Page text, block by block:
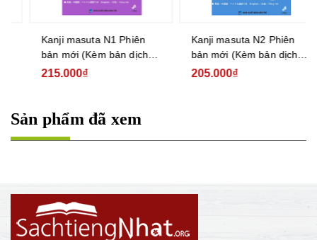
Kanji masuta N1 Phiên
bản mới (Kèm bản dịch
tiếng Việt)
215.000₫
Kanji masuta N2 Phiên
bản mới (Kèm bản dịch
tiếng Việt)
205.000₫
Sản phẩm đã xem